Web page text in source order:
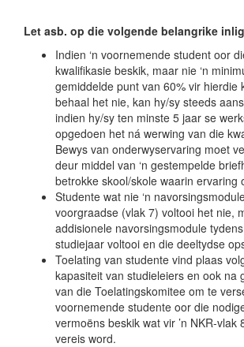
Let asb. op die volgende belangrike
Indien ‘n voornemende student oor
kwalifikasie beskik, maar nie ‘n
gemiddelde punt van 60% vir hierdie
behaal het nie, kan hy/sy steeds
indien hy/sy ten minste 5 jaar se
opgedoen het ná werwing van die
Bewys van onderwyservaring moet
deur middel van ‘n gestempelde
betrokke skool/skole waarin ervaring
Studente wat nie ‘n
voorgraadse (vlak 7) voltooi het nie,
addisionele navorsingsmodule
studiejaar voltooi en die deeltydse
Toelating van studente vind plaas
kapasiteit van studieleiers en ook na
van die Toelatingskomitee om te
voornemende studente oor die
vermoëns beskik wat vir ’n NKR-vlak
vereis word.